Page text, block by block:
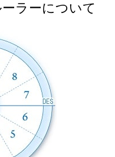
ラーについて